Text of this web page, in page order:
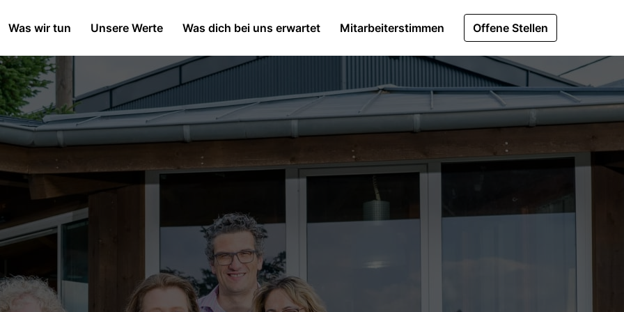
Was wir tun Unsere Werte Was dich bei uns erwartet Mitarbeiterstimmen Offene Stellen